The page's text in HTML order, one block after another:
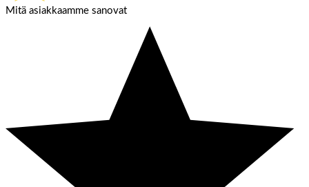
Mitä asiakkaamme sanovat